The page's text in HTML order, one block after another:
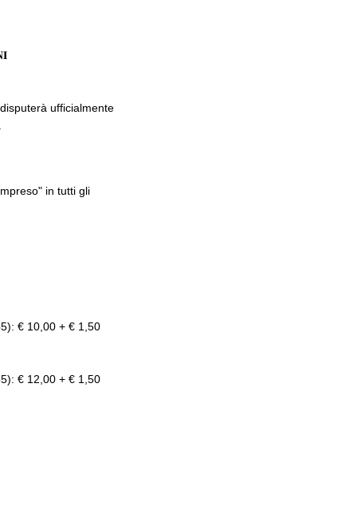
ufficialmente
in tutti gli
€ 10,00 + € 1,50
€ 12,00 + € 1,50